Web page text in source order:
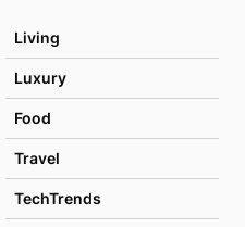
Living
Luxury
Food
Travel
TechTrends